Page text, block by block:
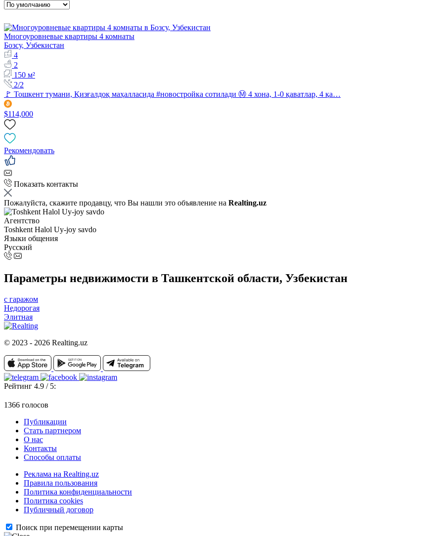
Многоуровневые квартиры 4 комнаты
Бозсу, Узбекистан
4
2
150 м²
2/2
🚩 Тошкент тумани, Қизғалдоқ маҳалласида #новостройка сотилади Ⓜ️ 4 хона, 1-0 қаватлар, 4 қа…
$114,000
Рекомендовать
Показать контакты
Пожалуйста, скажите продавцу, что Вы нашли это объявление на Realting.uz
Агентство
Toshkent Halol Uy-joy savdo
Языки общения
Русский
Параметры недвижимости в Ташкентской области, Узбекистан
с гаражом
Недорогая
Элитная
© 2023 - 2026 Realting.uz
Рейтинг 4.9 / 5:
1366 голосов
Публикации
Стать партнером
О нас
Контакты
Способы оплаты
Реклама на Realting.uz
Правила пользования
Политика конфиденциальности
Политика cookies
Публичный договор
Поиск при перемещении карты